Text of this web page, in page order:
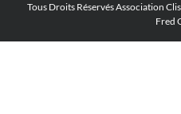
Tous Droits RéservésAssociation
Fred